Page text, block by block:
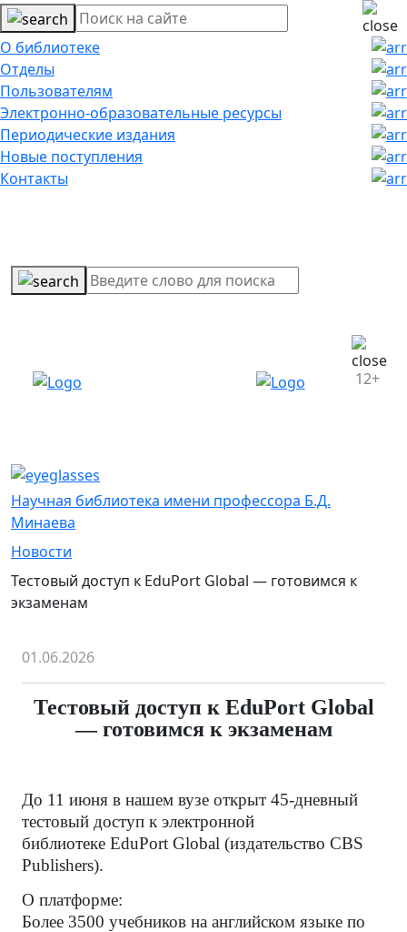
О библиотеке
Отделы
Пользователям
Электронно-образовательные ресурсы
Периодические издания
Новые поступления
Контакты
12+
Научная библиотека имени профессора Б.Д.
Минаева
Новости
Тестовый доступ к EduPort Global — готовимся к
экзаменам
01.06.2026
Тестовый доступ к EduPort Global
— готовимся к экзаменам
До 11 июня в нашем вузе открыт 45-дневный
тестовый доступ к электронной
библиотеке EduPort Global (издательство CBS
Publishers).
О платформе:
Более 3500 учебников на английском языке по